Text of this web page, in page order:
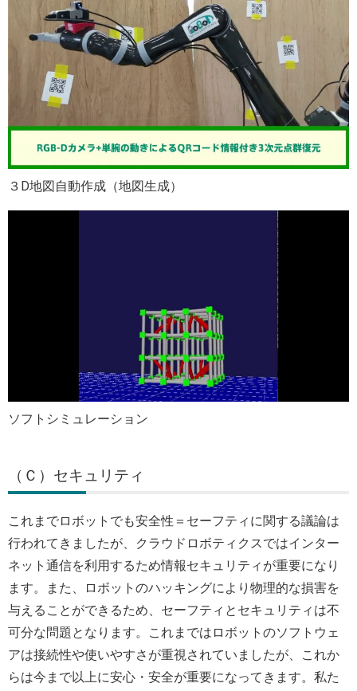
３D地図自動作成（地図生成）
ソフトシミュレーション
（Ｃ）セキュリティ
これまでロボットでも安全性＝セーフティに関する議論は
行われてきましたが、クラウドロボティクスではインター
ネット通信を利用するため情報セキュリティが重要になり
ます。また、ロボットのハッキングにより物理的な損害を
与えることができるため、セーフティとセキュリティは不
可分な問題となります。これまではロボットのソフトウェ
アは接続性や使いやすさが重視されていましたが、これか
らは今まで以上に安心・安全が重要になってきます。私た